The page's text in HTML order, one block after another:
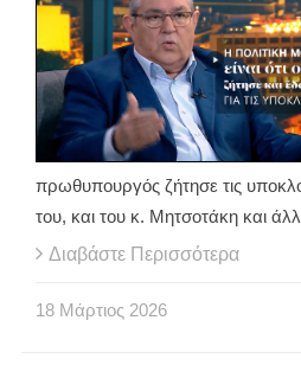
πρωθυπουργός ζήτησε τις
του, και του κ. Μητσοτάκη και
Διαβάστε Περισσότερα
18 Μάρτιος 2026